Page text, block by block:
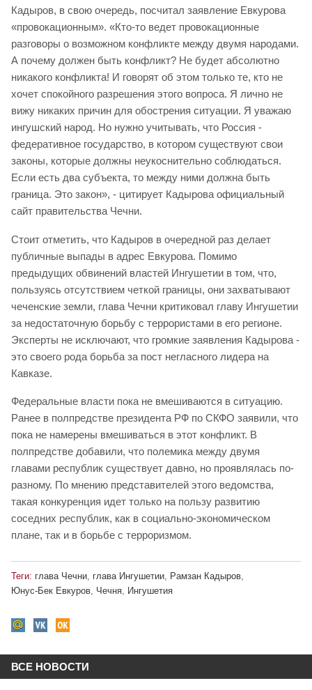
Кадыров, в свою очередь, посчитал заявление Евкурова
«провокационным». «Кто-то ведет провокационные
разговоры о возможном конфликте между двумя народами.
А почему должен быть конфликт? Не будет абсолютно
никакого конфликта! И говорят об этом только те, кто не
хочет спокойного разрешения этого вопроса. Я лично не
вижу никаких причин для обострения ситуации. Я уважаю
ингушский народ. Но нужно учитывать, что Россия -
федеративное государство, в котором существуют свои
законы, которые должны неукоснительно соблюдаться.
Если есть два субъекта, то между ними должна быть
граница. Это закон», - цитирует Кадырова официальный
сайт правительства Чечни.
Стоит отметить, что Кадыров в очередной раз делает
публичные выпады в адрес Евкурова. Помимо
предыдущих обвинений властей Ингушетии в том, что,
пользуясь отсутствием четкой границы, они захватывают
чеченские земли, глава Чечни критиковал главу Ингушетии
за недостаточную борьбу с террористами в его регионе.
Эксперты не исключают, что громкие заявления Кадырова -
это своего рода борьба за пост негласного лидера на
Кавказе.
Федеральные власти пока не вмешиваются в ситуацию.
Ранее в полпредстве президента РФ по СКФО заявили, что
пока не намерены вмешиваться в этот конфликт. В
полпредстве добавили, что полемика между двумя
главами республик существует давно, но проявлялась по-
разному. По мнению представителей этого ведомства,
такая конкуренция идет только на пользу развитию
соседних республик, как в социально-экономическом
плане, так и в борьбе с терроризмом.
Теги: глава Чечни глава Ингушетии Рамзан Кадыров
Юнус-Бек Евкуров, Чечня, Ингушетия
ВСЕ НОВОСТИ